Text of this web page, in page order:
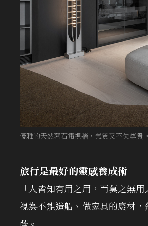
優雅的天然奢石電視牆，氣質又不失尊貴。
旅行是最好的靈感養成術
「人皆知有用之用，而莫之無
視為不能造船、做家具的廢材